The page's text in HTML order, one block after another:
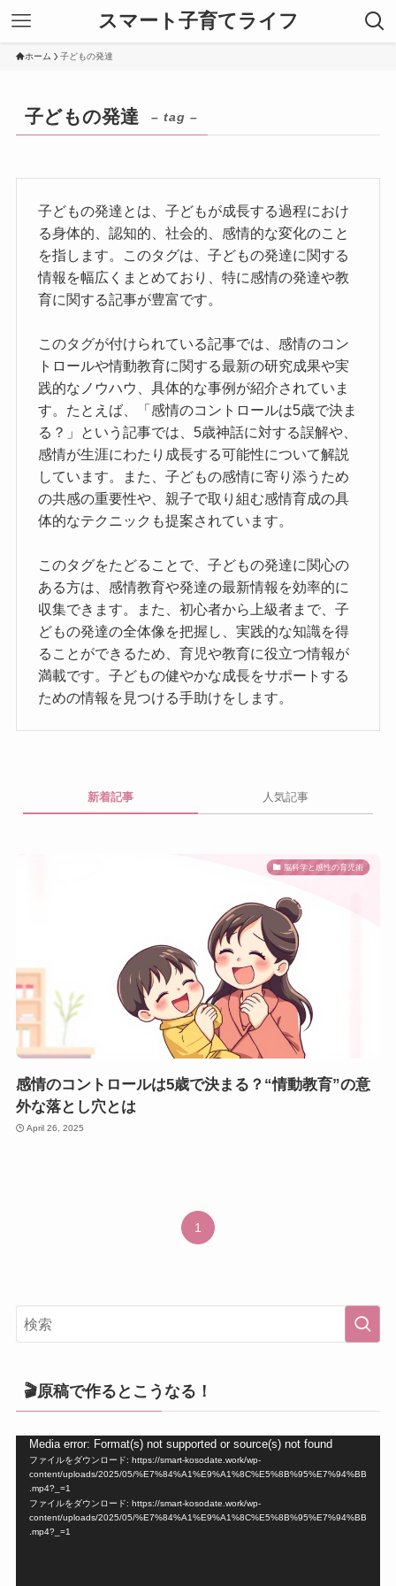
スマート子育てライフ
ホーム 子どもの発達
子どもの発達 – tag –
子どもの発達とは、子どもが成長する過程におけ
る身体的、認知的、社会的、感情的な変化のこと
を指します。このタグは、子どもの発達に関する
情報を幅広くまとめており、特に感情の発達や教
育に関する記事が豊富です。
このタグが付けられている記事では、感情のコン
トロールや情動教育に関する最新の研究成果や実
践的なノウハウ、具体的な事例が紹介されていま
す。たとえば、「感情のコントロールは5歳で決ま
る？」という記事では、5歳神話に対する誤解や、
感情が生涯にわたり成長する可能性について解説
しています。また、子どもの感情に寄り添うため
の共感の重要性や、親子で取り組む感情育成の具
体的なテクニックも提案されています。
このタグをたどることで、子どもの発達に関心の
ある方は、感情教育や発達の最新情報を効率的に
収集できます。また、初心者から上級者まで、子
どもの発達の全体像を把握し、実践的な知識を得
ることができるため、育児や教育に役立つ情報が
満載です。子どもの健やかな成長をサポートする
ための情報を見つける手助けをします。
新着記事 人気記事
脳科学と感性の育児術
感情のコントロールは5歳で決まる？“情動教育”の意
外な落とし穴とは
April 26, 2025
1
🎬原稿で作るとこうなる！
Media error: Format(s) not supported or source(s) not found
ファイルをダウンロード: https://smart-kosodate.work/wp-
content/uploads/2025/05/%E7%84%A1%E9%A1%8C%E5%8B%95%E7%94%BB
.mp4?_=1
ファイルをダウンロード: https://smart-kosodate.work/wp-
content/uploads/2025/05/%E7%84%A1%E9%A1%8C%E5%8B%95%E7%94%BB
.mp4?_=1